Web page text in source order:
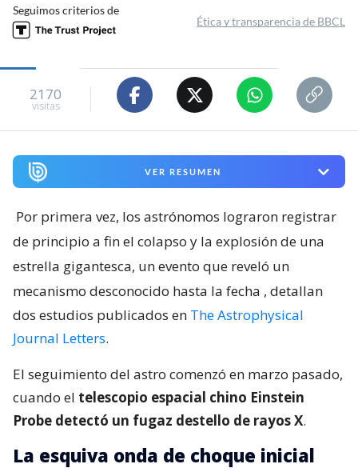
Seguimos criterios de
Ética y transparencia de BBCL
2170
visitas
VER RESUMEN
Por primera vez, los astrónomos lograron registrar
de principio a fin el colapso y la explosión de una
estrella gigantesca, un evento que reveló un
mecanismo desconocido hasta la fecha , detallan
dos estudios publicados en The Astrophysical
Journal Letters.
El seguimiento del astro comenzó en marzo pasado,
cuando el telescopio espacial chino Einstein
Probe detectó un fugaz destello de rayos X.
La esquiva onda de choque inicial